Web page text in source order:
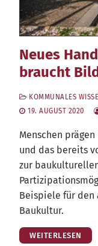
Neues
braucht
KOMMUNALES
19. AUGUST 2020
Men­schen
und das bereits
zur
Bei­spie­le für den
Baukultur.
WEITERLESEN